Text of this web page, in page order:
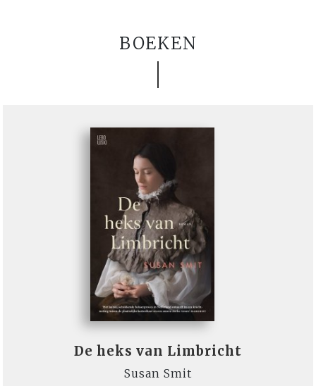
BOEKEN
De heks van Limbricht
Susan Smit